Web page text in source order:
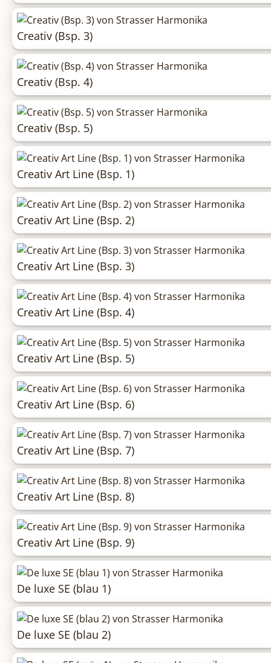
Creativ (Bsp. 3)
Creativ (Bsp. 4)
Creativ (Bsp. 5)
Creativ Art Line (Bsp. 1)
Creativ Art Line (Bsp. 2)
Creativ Art Line (Bsp. 3)
Creativ Art Line (Bsp. 4)
Creativ Art Line (Bsp. 5)
Creativ Art Line (Bsp. 6)
Creativ Art Line (Bsp. 7)
Creativ Art Line (Bsp. 8)
Creativ Art Line (Bsp. 9)
De luxe SE (blau 1)
De luxe SE (blau 2)